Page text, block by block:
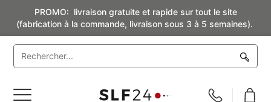
PROMO: livraison gratuite et rapide sur tout le site
(fabrication à la commande, livraison sous 3 à 5 semaines).
Basculer